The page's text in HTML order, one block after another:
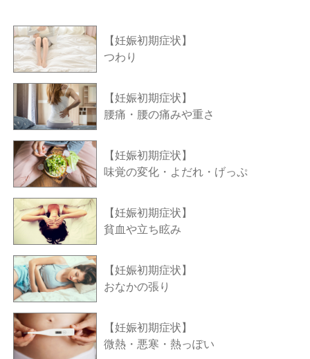
【妊娠初期症状】
つわり
【妊娠初期症状】
腰痛・腰の痛みや重さ
【妊娠初期症状】
味覚の変化・よだれ・げっぷ
【妊娠初期症状】
貧血や立ち眩み
【妊娠初期症状】
おなかの張り
【妊娠初期症状】
微熱・悪寒・熱っぽい